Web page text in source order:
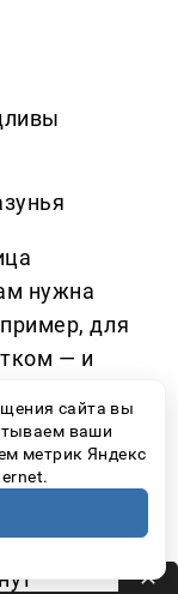
нужна
для
— и
не
сайта вы
ваши
метрик Яндекс